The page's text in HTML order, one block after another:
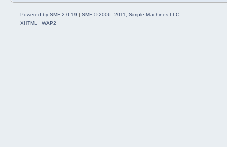
Powered by SMF 2.0.19 | SMF © 2006–2011, Simple Machines LLC
XHTML
WAP2